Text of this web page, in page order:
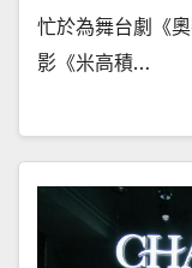
忙於為舞台劇《
影《米高積…